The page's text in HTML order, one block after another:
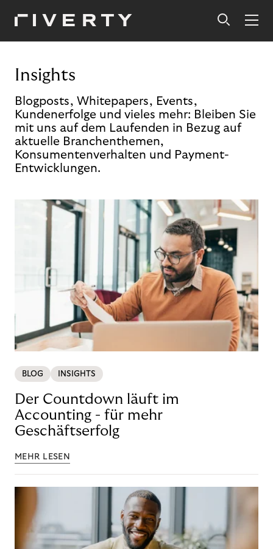
Insights
Blogposts, Whitepapers, Events,
Kundenerfolge und vieles mehr: Bleiben Sie
mit uns auf dem Laufenden in Bezug auf
aktuelle Branchenthemen,
Konsumentenverhalten und Payment-
Entwicklungen.
BLOG INSIGHTS
Der Countdown läuft im
Accounting - für mehr
Geschäftserfolg
MEHR LESEN